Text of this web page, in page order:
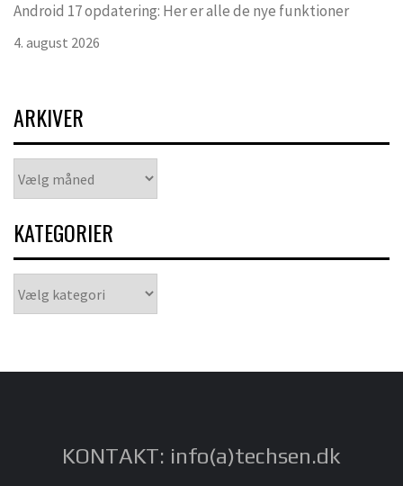
Android 17 opdatering: Her er alle de nye funktioner
4. august 2026
ARKIVER
KATEGORIER
KONTAKT: info(a)techsen.dk